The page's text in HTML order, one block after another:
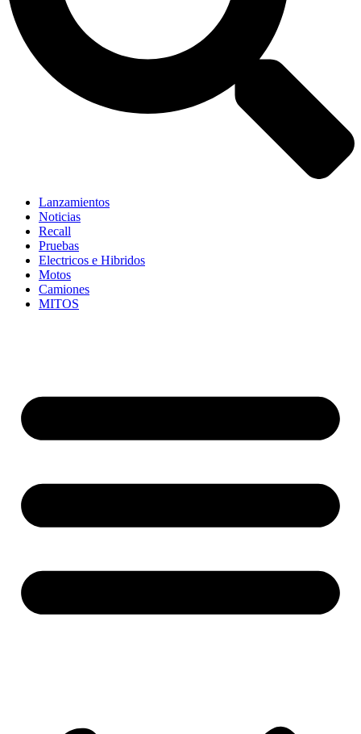
Lanzamientos
Noticias
Recall
Pruebas
Electricos e Hibridos
Motos
Camiones
MITOS